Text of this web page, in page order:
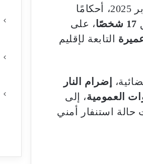
أصدرت محكمة الاستئناف بمدينة أكادير، مساء الثلاثاء 14 أكتوبر 2025، أحكامًا
17 شخصًا
، على
التابعة لإقليم
إضرام النار
العمومية، إلى
استنفار أمني